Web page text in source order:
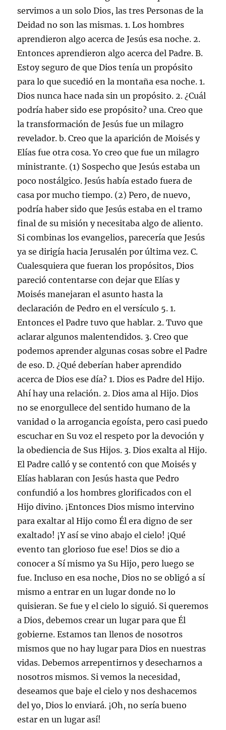
servimos a un solo Dios, las tres Personas de la
Deidad no son las mismas. 1. Los hombres
aprendieron algo acerca de Jesús esa noche. 2.
Entonces aprendieron algo acerca del Padre. B.
Estoy seguro de que Dios tenía un propósito
para lo que sucedió en la montaña esa noche. 1.
Dios nunca hace nada sin un propósito. 2. ¿Cuál
podría haber sido ese propósito? una. Creo que
la transformación de Jesús fue un milagro
revelador. b. Creo que la aparición de Moisés y
Elías fue otra cosa. Yo creo que fue un milagro
ministrante. (1) Sospecho que Jesús estaba un
poco nostálgico. Jesús había estado fuera de
casa por mucho tiempo. (2) Pero, de nuevo,
podría haber sido que Jesús estaba en el tramo
final de su misión y necesitaba algo de aliento.
Si combinas los evangelios, parecería que Jesús
ya se dirigía hacia Jerusalén por última vez. C.
Cualesquiera que fueran los propósitos, Dios
pareció contentarse con dejar que Elías y
Moisés manejaran el asunto hasta la
declaración de Pedro en el versículo 5. 1.
Entonces el Padre tuvo que hablar. 2. Tuvo que
aclarar algunos malentendidos. 3. Creo que
podemos aprender algunas cosas sobre el Padre
de eso. D. ¿Qué deberían haber aprendido
acerca de Dios ese día? 1. Dios es Padre del Hijo.
Ahí hay una relación. 2. Dios ama al Hijo. Dios
no se enorgullece del sentido humano de la
vanidad o la arrogancia egoísta, pero casi puedo
escuchar en Su voz el respeto por la devoción y
la obediencia de Sus Hijos. 3. Dios exalta al Hijo.
El Padre calló y se contentó con que Moisés y
Elías hablaran con Jesús hasta que Pedro
confundió a los hombres glorificados con el
Hijo divino. ¡Entonces Dios mismo intervino
para exaltar al Hijo como Él era digno de ser
exaltado! ¡Y así se vino abajo el cielo! ¡Qué
evento tan glorioso fue ese! Dios se dio a
conocer a Sí mismo ya Su Hijo, pero luego se
fue. Incluso en esa noche, Dios no se obligó a sí
mismo a entrar en un lugar donde no lo
quisieran. Se fue y el cielo lo siguió. Si queremos
a Dios, debemos crear un lugar para que Él
gobierne. Estamos tan llenos de nosotros
mismos que no hay lugar para Dios en nuestras
vidas. Debemos arrepentirnos y desecharnos a
nosotros mismos. Si vemos la necesidad,
deseamos que baje el cielo y nos deshacemos
del yo, Dios lo enviará. ¡Oh, no sería bueno
estar en un lugar así!